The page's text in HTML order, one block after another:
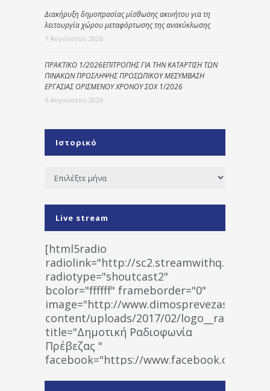
Διακήρυξη δημοπρασίας μίσθωσης ακινήτου για τη
λειτουργία χώρου μεταφόρτωσης της ανακύκλωσης
7 Αυγούστου 2026
ΠΡΑΚΤΙΚΟ 1/2026ΕΠΙΤΡΟΠΗΣ ΓΙΑ ΤΗΝ ΚΑΤΑΡΤΙΣΗ ΤΩΝ
ΠΙΝΑΚΩΝ ΠΡΟΣΛΗΨΗΣ ΠΡΟΣΩΠΙΚΟΥ ΜΕΣΥΜΒΑΣΗ
ΕΡΓΑΣΙΑΣ ΟΡΙΣΜΕΝΟΥ ΧΡΟΝΟΥ ΣΟΧ 1/2026
6 Αυγούστου 2026
Ιστορικό
Ιστορικό
Live stream
[html5radio
radiolink="http://
radiotype="shoutcast2"
bcolor="ffffff" frameborder="0"
image="http://www.dimosprevezas.gr/wp-
content/uploads/2017/02/
title="Δημοτική Ραδιοφωνία
Πρέβεζας "
facebook="https://www.facebook.com/